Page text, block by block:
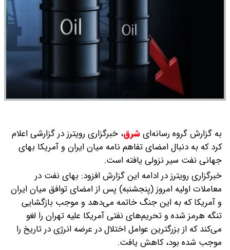
به گزارش گروه رسانه‌ایشرق، خبرگزاری رویترز در گزارشی اعلام
کرد که به دنبال امضای تفاهم نامه میان ایران و آمریکا بهای
جهانی نفت سیر نزولی یافته است.
خبرگزاری رویترز در ادامه این گزارش افزود: بهای نفت در
معاملات اولیه امروز (پنجشنبه) پس از امضای توافق میان ایران
و آمریکا که به این جنگ خاتمه می‌دهد و موجب بازگشایی
تنگه هرمز شده و تحریم‌های نفتی آمریکا علیه تهران را لغو
می‌کند که از بزرگترین عوامل اختلال در عرضه انرژی در تاریخ را
موجب شده بود، کاهش یافت.